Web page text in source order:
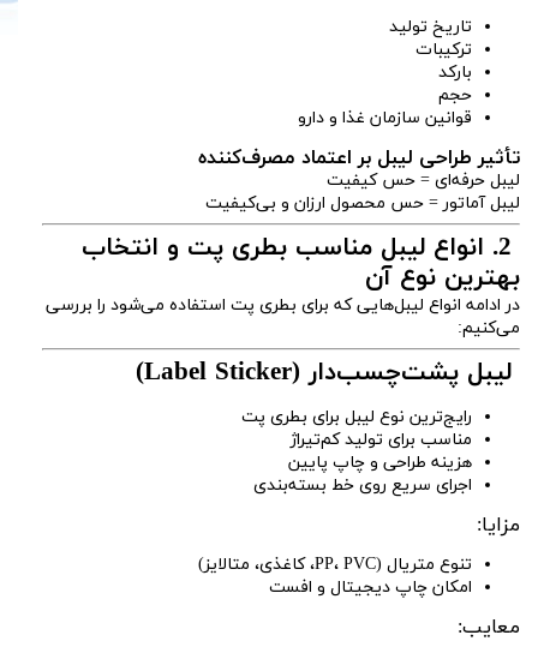
تاریخ تولید
ترکیبات
بارکد
حجم
قوانین سازمان غذا و دارو
تأثیر طراحی لیبل بر اعتماد مصرف‌کننده
لیبل حرفه‌ای = حس کیفیت
لیبل آماتور = حس محصول ارزان و بی‌کیفیت
2. انواع لیبل مناسب بطری پت و انتخاب
بهترین نوع آن
در ادامه انواع لیبل‌هایی که برای بطری پت استفاده می‌شود را بررسی
می‌کنیم:
لیبل پشت‌چسب‌دار (Label Sticker)
رایج‌ترین نوع لیبل برای بطری پت
مناسب برای تولید کم‌تیراژ
هزینه طراحی و چاپ پایین
اجرای سریع روی خط بسته‌بندی
مزایا:
تنوع متریال (PP، PVC، کاغذی، متالایز)
امکان چاپ دیجیتال و افست
معایب: